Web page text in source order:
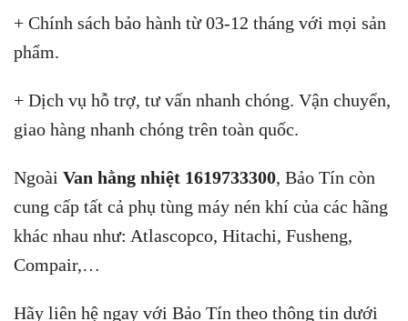
+ Chính sách bảo hành từ 03-12 tháng với mọi sản
phẩm.
+ Dịch vụ hỗ trợ, tư vấn nhanh chóng. Vận chuyển,
giao hàng nhanh chóng trên toàn quốc.
Ngoài Van hằng nhiệt 1619733300, Bảo Tín còn
cung cấp tất cả phụ tùng máy nén khí của các hãng
khác nhau như: Atlascopco, Hitachi, Fusheng,
Compair,…
Hãy liên hệ ngay với Bảo Tín theo thông tin dưới